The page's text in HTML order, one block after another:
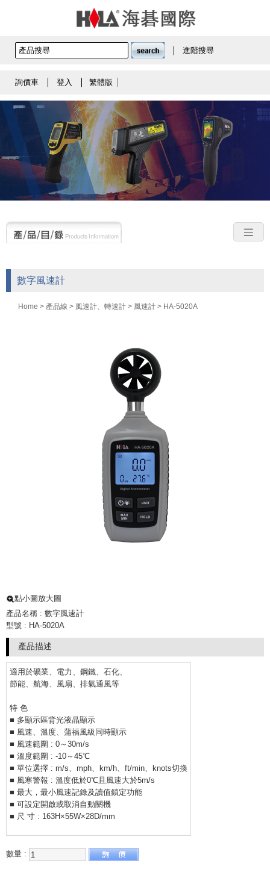
進階搜尋
詢價車 登入 繁體版
數字風速計
Home > 產品線 > 風速計、轉速計 > 風速計 > HA-5020A
點小圖放大圖
產品名稱 : 數字風速計
型號 : HA-5020A
產品描述
適用於礦業、電力、鋼鐵、石化、
節能、航海、風扇、排氣通風等
特 色
■ 多顯示區背光液晶顯示
■ 風速、溫度、蒲福風級同時顯示
■ 風速範圍 : 0～30m/s
■ 溫度範圍 : -10～45℃
■ 單位選擇 : m/s、mph、km/h、ft/min、knots切換
■ 風寒警報 : 溫度低於0℃且風速大於5m/s
■ 最大，最小風速記錄及讀值鎖定功能
■ 可設定開啟或取消自動關機
■ 尺 寸 : 163H×55W×28D/mm
數量 :